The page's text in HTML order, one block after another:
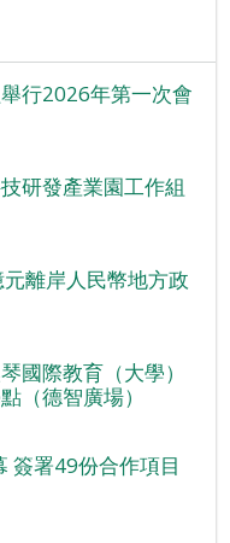
行2026年第一次會
研發產業園工作組
離岸人民幣地方政
國際教育（大學）
德智廣場）
簽署49份合作項目